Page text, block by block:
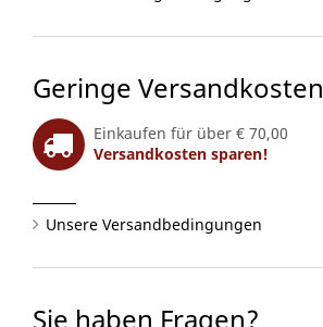
Geringe Versandkosten
Einkaufen für über € 70,00
Versandkosten sparen!
Unsere Versandbedingungen
Sie haben Fragen?